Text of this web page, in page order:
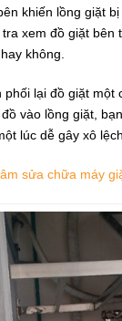
khiến lồng giặt
xem đồ giặt bên
không.
phối lại đồ giặt một
vào lồng giặt,
lúc dễ gây xô
sửa chữa máy